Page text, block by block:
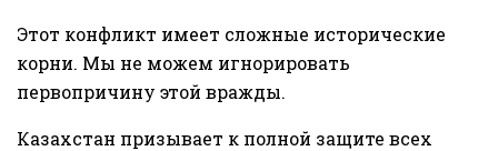
Этот конфликт имеет сложные исторические
корни. Мы не можем игнорировать
первопричину этой вражды.
Казахстан призывает к полной защите всех